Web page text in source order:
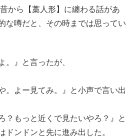
から【藁人形】に纏わる話があ
な噂だと、その時までは思ってい
。』と言ったが、
。よー見てみ。』と小声で言い出
？もっと近くで見たいやろ？』と
ドンドンと先に進み出した。